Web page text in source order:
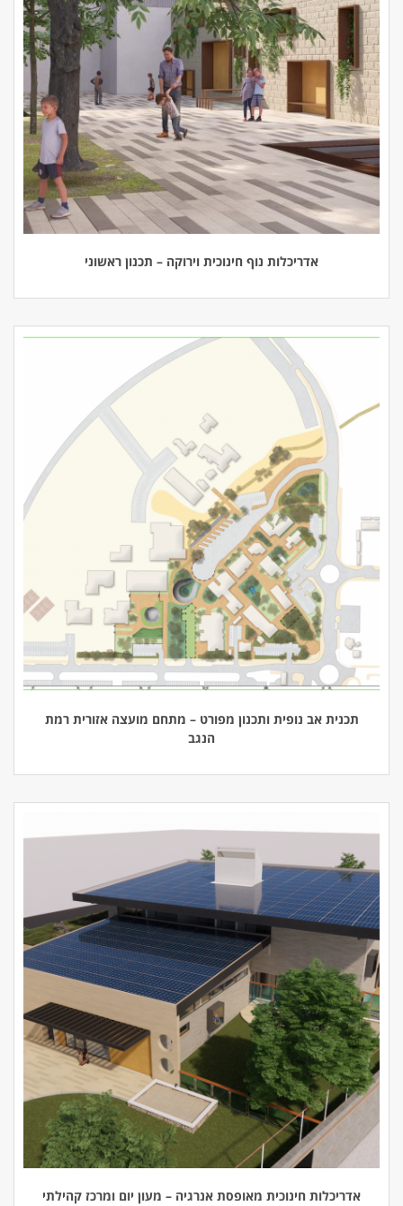
אדריכלות נוף חינוכית וירוקה – תכנון ראשוני
תכנית אב נופית ותכנון מפורט – מתחם מועצה אזורית רמת
הנגב
אדריכלות חינוכית מאופסת אנרגיה – מעון יום ומרכז קהילתי